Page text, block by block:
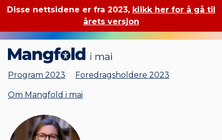
Disse nettsidene er fra 2023, klikk her for å gå til
årets versjon
Program 2023 Foredragsholdere 2023
Om Mangfold i mai